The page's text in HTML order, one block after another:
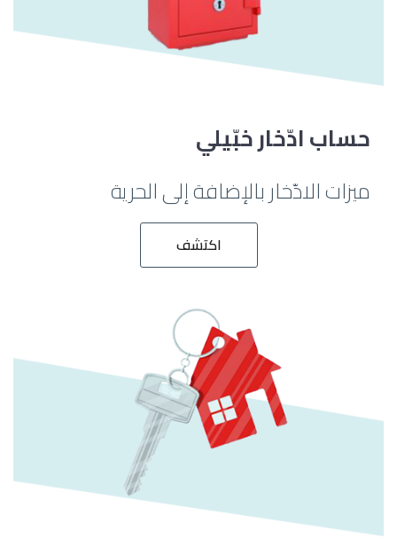
حساب ادّخار خبّيلي
ميزات الادّخار بالإضافة إلى الحرية
اكتشف